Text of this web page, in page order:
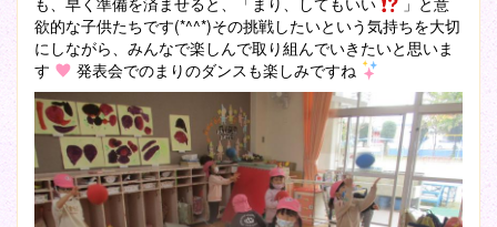
欲的な子供たちです(*^^*)その挑戦したいという気持ちを大切
にしながら、みんなで楽しんで取り組んでいきたいと思いま
す
発表会でのまりのダンスも楽しみですね